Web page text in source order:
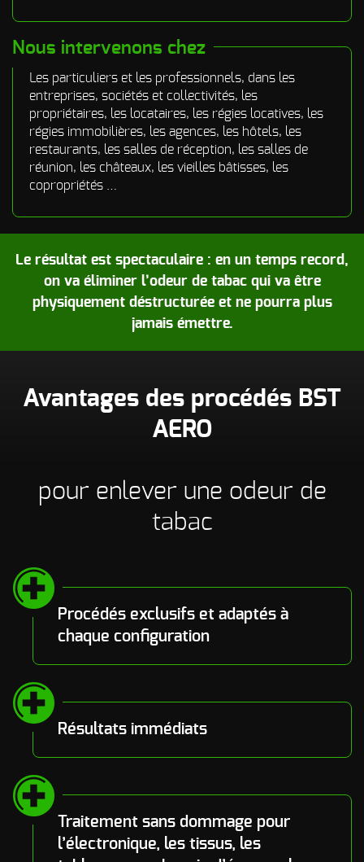
Nous intervenons chez
Les particuliers et les professionnels, dans les
entreprises, sociétés et collectivités, les
propriétaires, les locataires, les régies locatives, les
régies immobilières, les agences, les hôtels, les
restaurants, les salles de réception, les salles de
réunion, les châteaux, les vieilles bâtisses, les
copropriétés …
Le résultat est spectaculaire : en un temps record,
on va éliminer l’odeur de tabac qui va être
physiquement déstructurée et ne pourra plus
jamais émettre.
Avantages des procédés BST
AERO
pour enlever une odeur de
tabac
Procédés exclusifs et adaptés à
chaque configuration
Résultats immédiats
Traitement sans dommage pour
l’électronique, les tissus, les